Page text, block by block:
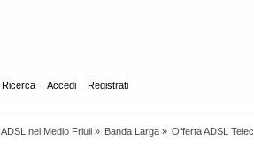
Ricerca Accedi Registrati
ADSL nel Medio Friuli» Banda Larga» Offerta ADSL